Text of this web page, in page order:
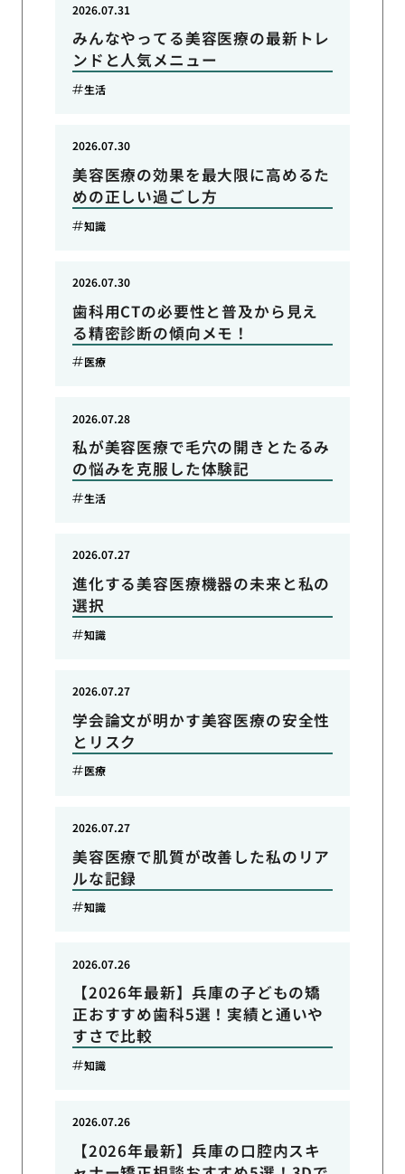
みんなやってる美容医療の最新トレ
ンドと人気メニュー
2026.07.31
生活
美容医療の効果を最大限に高めるた
めの正しい過ごし方
2026.07.30
知識
歯科用CTの必要性と普及から見え
る精密診断の傾向メモ！
2026.07.30
医療
私が美容医療で毛穴の開きとたるみ
の悩みを克服した体験記
2026.07.28
生活
進化する美容医療機器の未来と私の
選択
2026.07.27
知識
学会論文が明かす美容医療の安全性
とリスク
2026.07.27
医療
美容医療で肌質が改善した私のリア
ルな記録
2026.07.27
知識
【2026年最新】兵庫の子どもの矯
正おすすめ歯科5選！実績と通いや
すさで比較
2026.07.26
知識
【2026年最新】兵庫の口腔内スキ
2026.07.26